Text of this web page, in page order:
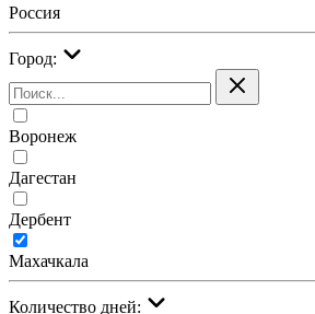
Россия
Город:
Воронеж
Дагестан
Дербент
Махачкала
Количество дней: